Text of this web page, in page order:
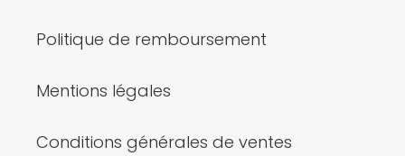
Politique de remboursement
Mentions légales
Conditions générales de ventes